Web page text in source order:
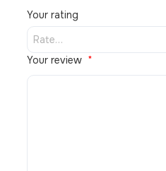
Your rating
Your review
В НАЛИЧИИ